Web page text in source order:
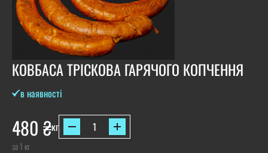
КОВБАСА ТРІСКОВА ГАРЯЧОГО КОПЧЕННЯ
в наявності
480 ₴кг
за 1 кг